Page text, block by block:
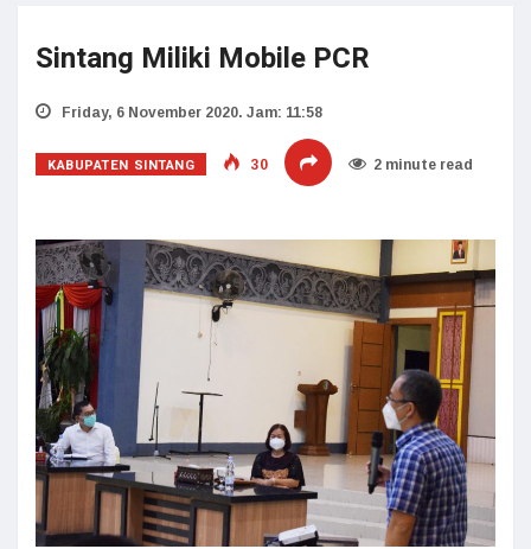
Sintang Miliki Mobile PCR
Friday, 6 November 2020. Jam: 11:58
KABUPATEN SINTANG 30 2 minute read